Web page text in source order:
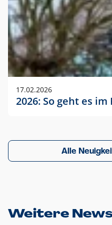
17.02.2026
2026: So geht es
Alle
Weitere